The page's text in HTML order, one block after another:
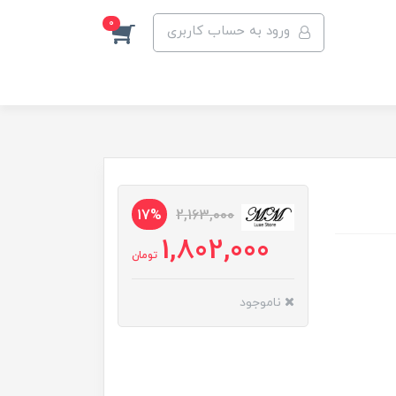
ورود به حساب کاربری 0
2,163,000
17%
1,802,000 تومان
ناموجود